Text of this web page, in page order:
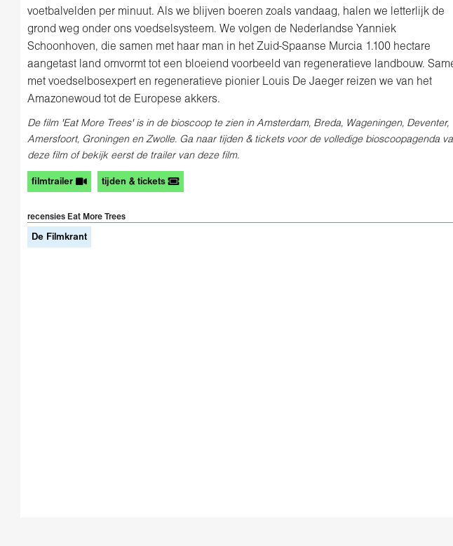
voetbalvelden per minuut. Als we blijven boeren zoals vandaag, halen we letterlijk de
grond weg onder ons voedselsysteem. We volgen de Nederlandse Yanniek
Schoonhoven, die samen met haar man in het Zuid-Spaanse Murcia 1.100 hectare
aangetast land omvormt tot een bloeiend voorbeeld van regeneratieve landbouw.
met voedselbosexpert en regeneratieve pionier Louis De Jaeger reizen we van het
Amazonewoud tot de Europese akkers.
De film 'Eat More Trees' is in de bioscoop te zien in Amsterdam, Breda, Wageningen, Deventer,
Amersfoort, Groningen en Zwolle. Ga naar tijden & tickets voor de volledige bioscoopagenda
deze film of bekijk eerst de trailer van deze film.
filmtrailer tijden & tickets
recensies Eat More Trees
De Filmkrant